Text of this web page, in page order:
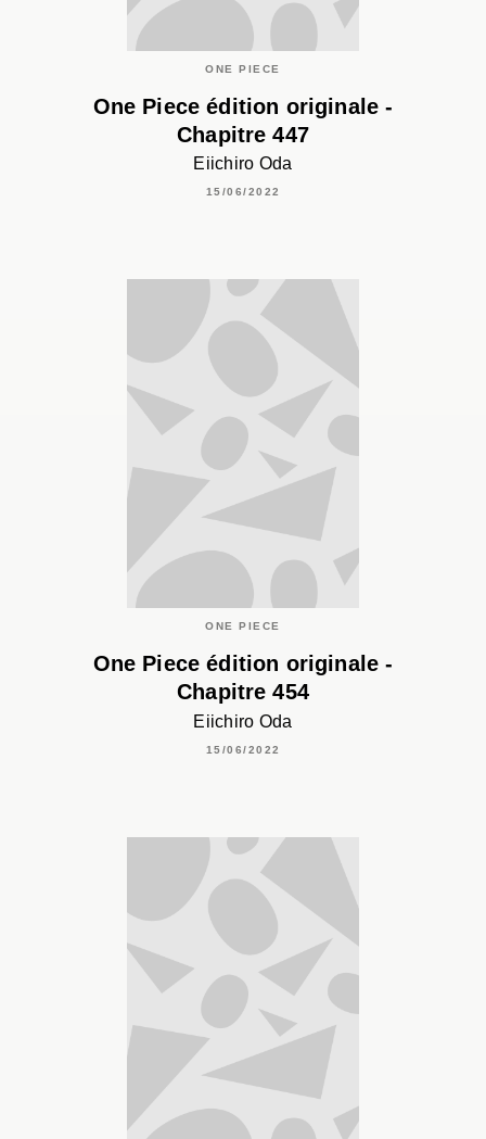
ONE PIECE
One Piece édition originale -
Chapitre 447
Eiichiro Oda
15/06/2022
ONE PIECE
One Piece édition originale -
Chapitre 454
Eiichiro Oda
15/06/2022